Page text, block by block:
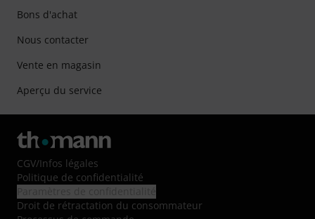
Bons d'achat
Nous contacter
Vente en magasin
Aperçu du service
CGV/Infos légales
Politique de confidentialité
Droit de rétractation du consommateur